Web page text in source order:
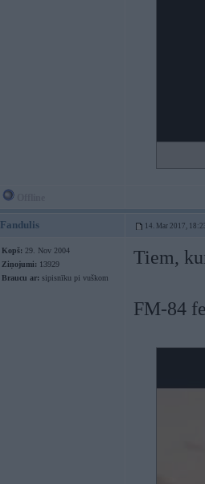
Fandulis 14. Mar 2017,
Kopš: 29. Nov 2004
Ziņojumi: 13929
Braucu ar: sipisnīku pi vuškom
Tiem,
FM-84